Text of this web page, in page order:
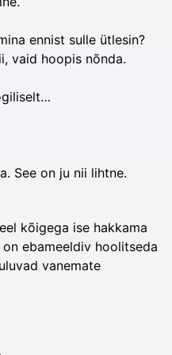
ennist sulle ütlesin?
vaid hoopis nõnda.
See on ju nii lihtne.
kõigega ise hakkama
ebameeldiv hoolitseda
vanemate